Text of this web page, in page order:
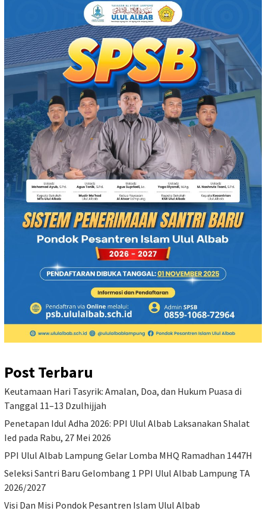
Post Terbaru
Keutamaan Hari Tasyrik: Amalan, Doa, dan Hukum Puasa di
Tanggal 11–13 Dzulhijjah
Penetapan Idul Adha 2026: PPI Ulul Albab Laksanakan Shalat
Ied pada Rabu, 27 Mei 2026
PPI Ulul Albab Lampung Gelar Lomba MHQ Ramadhan 1447H
Seleksi Santri Baru Gelombang 1 PPI Ulul Albab Lampung TA
2026/2027
Visi Dan Misi Pondok Pesantren Islam Ulul Albab